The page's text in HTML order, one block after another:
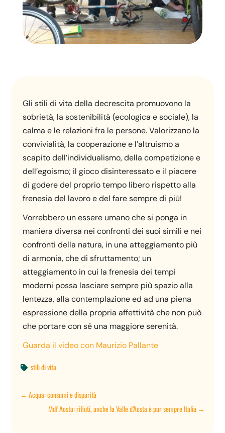
Gli stili di vita della decrescita promuovono la
sobrietà, la sostenibilità (ecologica e sociale), la
calma e le relazioni fra le persone. Valorizzano la
convivialità, la cooperazione e l’altruismo a
scapito dell’individualismo, della competizione e
dell’egoismo; il gioco disinteressato e il piacere
di godere del proprio tempo libero rispetto alla
frenesia del lavoro e del fare sempre di più!
Vorrebbero un essere umano che si ponga in
maniera diversa nei confronti dei suoi simili e nei
confronti della natura, in una atteggiamento più
di armonia, che di sfruttamento; un
atteggiamento in cui la frenesia dei tempi
moderni possa lasciare sempre più spazio alla
lentezza, alla contemplazione ed ad una piena
espressione della propria affettività che non può
che portare con sé una maggiore serenità.
Guarda il video con Maurizio Pallante
 stili di vita
←Acqua: consumi e disparità
Mdf Aosta: rifiuti, anche la Valle d’Aosta è pur sempre Italia →